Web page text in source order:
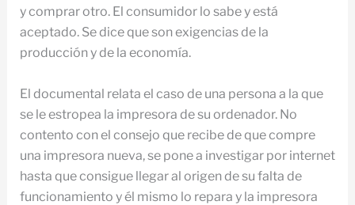
y comprar otro. El consumidor lo sabe y está
aceptado. Se dice que son exigencias de la
producción y de la economía.
El documental relata el caso de una persona a la que
se le estropea la impresora de su ordenador. No
contento con el consejo que recibe de que compre
una impresora nueva, se pone a investigar por internet
hasta que consigue llegar al origen de su falta de
funcionamiento y él mismo lo repara y la impresora